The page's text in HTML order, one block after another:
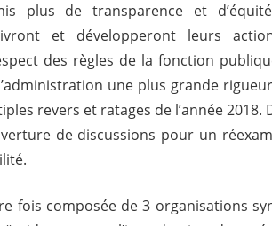
plus de transparence et
et développeront leurs
des règles de la fonction
une plus grande
revers et ratages de l’année 2018.
de discussions pour un
fois composée de 3 organisations